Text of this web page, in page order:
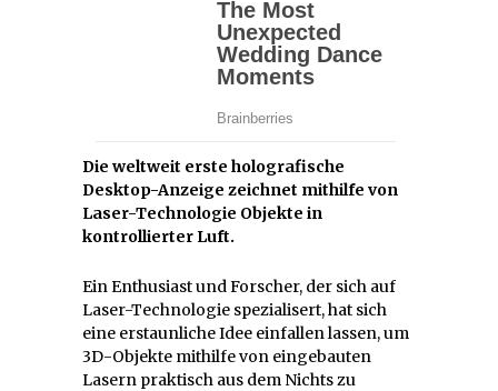
Die weltweit erste holografische
Desktop-Anzeige zeichnet mithilfe von
Laser-Technologie Objekte in
kontrollierter Luft.
Ein Enthusiast und Forscher, der sich auf
Laser-Technologie spezialisert, hat sich
eine erstaunliche Idee einfallen lassen, um
3D-Objekte mithilfe von eingebauten
Lasern praktisch aus dem Nichts zu